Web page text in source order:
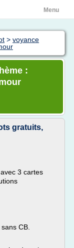
Menu
> voyance
:
gratuits,
3 cartes
CB.